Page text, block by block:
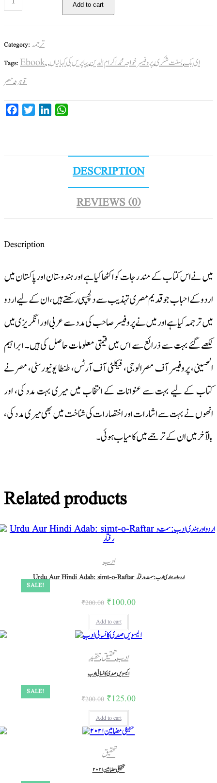
Add to cart
Category: ترجمہ
Tags: Ebook, ای بک,بسنت شکری,پروفیسر خواجہ محمد اکرام الدین,پیاپرس کی کہانیاں,
قاہرہ,مصر
Facebook
Twitter LinkedIn
DESCRIPTION
REVIEWS (0)
Description
میں نے اس کتاب کے مندرجات کو اکٹھا کیا ہے اور ہندوستان اور پاکستان میں
اردو کے احباب جو قدیم مصری تہذیب سے دلچسپی رکھتے ہیں، ان کے لیے اردو
میں ترجمہ کیا ہے اور میں نے پروفیسر صاحب کی مدد سے عربی اور انگریزی میں
لکھے گئے بہت سے ذرائع سے اس میں قیمتی معلومات حاصل کی ہیں۔ ابراہیم
الحسینی، پروفیسر آف مصرالوجی، فیکلٹی آف آرٹس، طنطا یونیورسٹی، مصر نے
کتاب کے لیے بہت سے عنوانات کے انتخاب میں میری بہت مدد کی، اور
انھوں نے بہت سے اشارات اور اختصارات کی شناخت میں بھی میری مدد کی،
بالآخر میں ان کے ترجمے میں کامیاب ہو ئی۔
Related products
SALE!
ادب
Urdu Aur Hindi Adab: simt-o-Raftar اردو اور ہندی ادب :سمت و رفتار
₹200.00 ₹100.00
Add to cart
SALE!
ادب,تحقیق,تنقید
اکیسویں صدی کا نسائی ادب
₹200.00 ₹125.00
Add to cart
تحقیق
تحقیقی مضامین۲۰۲۱